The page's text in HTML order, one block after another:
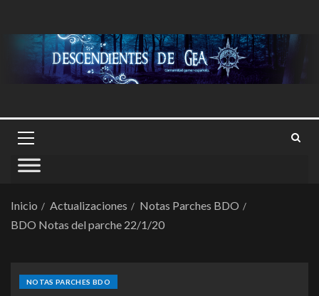
Inicio Actualizaciones
Notas Parches BDO
BDO Notas del parche 22/1/20
NOTAS PARCHES BDO